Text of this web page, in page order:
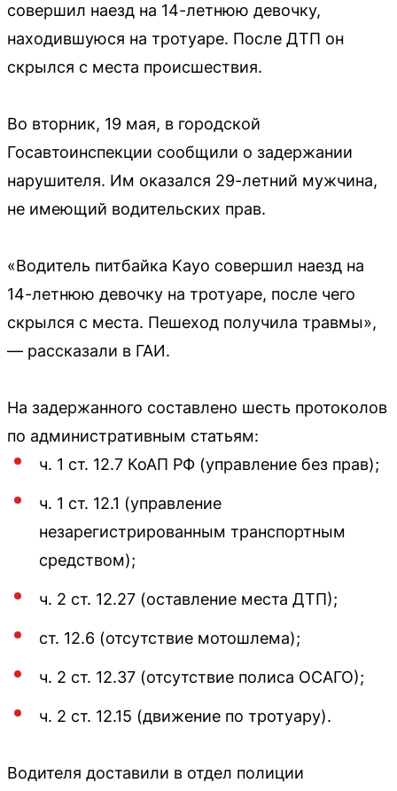
совершил наезд на 14-летнюю девочку,
находившуюся на тротуаре. После ДТП он
скрылся с места происшествия.
Во вторник, 19 мая, в городской
Госавтоинспекции сообщили о задержании
нарушителя. Им оказался 29-летний мужчина,
не имеющий водительских прав.
«Водитель питбайка Kayo совершил наезд на
14-летнюю девочку на тротуаре, после чего
скрылся с места. Пешеход получила травмы»,
— рассказали в ГАИ.
На задержанного составлено шесть протоколов
по административным статьям:
ч. 1 ст. 12.7 КоАП РФ (управление без прав);
ч. 1 ст. 12.1 (управление
незарегистрированным транспортным
средством);
ч. 2 ст. 12.27 (оставление места ДТП);
ст. 12.6 (отсутствие мотошлема);
ч. 2 ст. 12.37 (отсутствие полиса ОСАГО);
ч. 2 ст. 12.15 (движение по тротуару).
Водителя доставили в отдел полиции